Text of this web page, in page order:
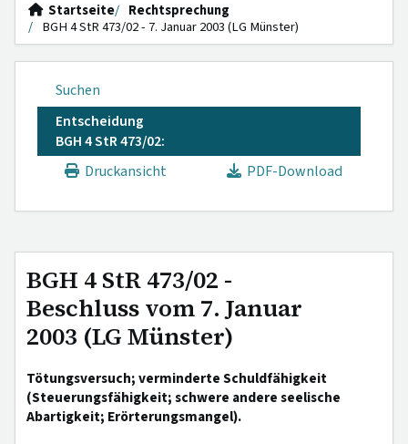
Startseite
Rechtsprechung
BGH 4 StR 473/02 - 7. Januar 2003 (LG Münster)
Suchen
Entscheidung
BGH 4 StR 473/02:
Druckansicht
PDF-Download
BGH 4 StR 473/02 -
Beschluss vom 7. Januar
2003 (LG Münster)
Tötungsversuch; verminderte Schuldfähigkeit
(Steuerungsfähigkeit; schwere andere seelische
Abartigkeit; Erörterungsmangel).